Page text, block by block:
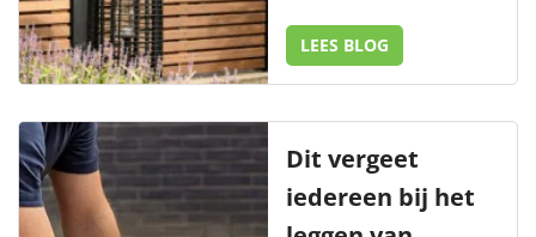
LEES BLOG
Dit vergeet
iedereen bij het